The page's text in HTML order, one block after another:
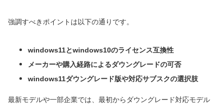
強調すべきポイントは以下の通りです。
windows11とwindows10のライセンス互換性
メーカーや購入経路によるダウングレードの可否
windows11ダウングレード版や対応サブスクの選択肢
最新モデルや一部企業では、最初からダウングレード対応モデル